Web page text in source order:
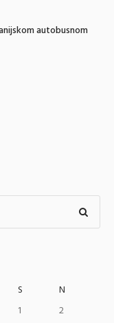
autobusnom
S
N
1
2